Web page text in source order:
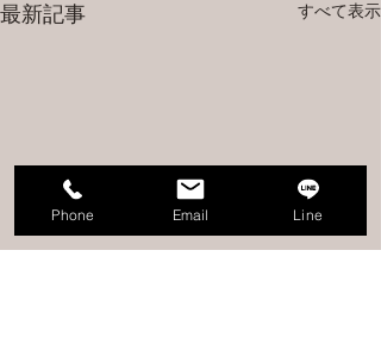
最新記事 すべて表示
Phone Email Line